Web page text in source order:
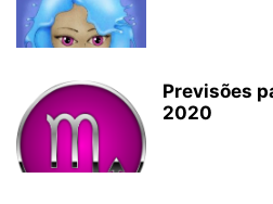
Previsões
2020